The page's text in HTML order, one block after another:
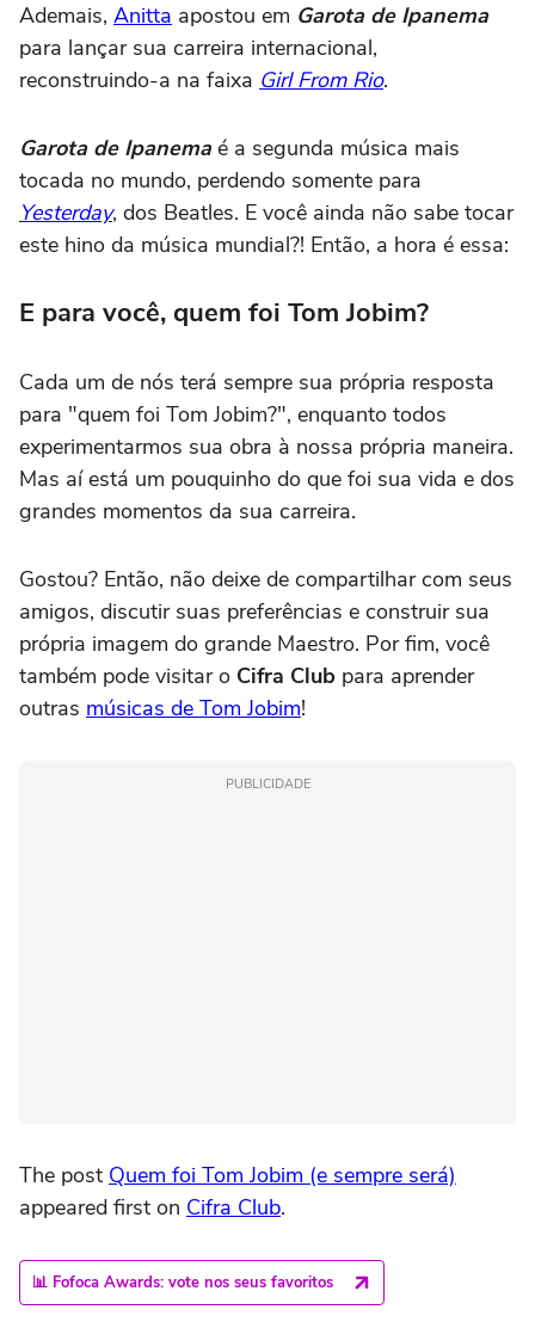
Ademais, Anitta apostou em Garota de Ipanema
para lançar sua carreira internacional,
reconstruindo-a na faixa Girl From Rio.
Garota de Ipanemaé a segunda música mais
tocada no mundo, perdendo somente para
Yesterday, dos Beatles. E você ainda não sabe tocar
este hino da música mundial?! Então, a hora é essa:
E para você, quem foi Tom Jobim?
Cada um de nós terá sempre sua própria resposta
para "quem foi Tom Jobim?", enquanto todos
experimentarmos sua obra à nossa própria maneira.
Mas aí está um pouquinho do que foi sua vida e dos
grandes momentos da sua carreira.
Gostou? Então, não deixe de compartilhar com seus
amigos, discutir suas preferências e construir sua
própria imagem do grande Maestro. Por fim, você
também pode visitar o Cifra Club para aprender
outras músicas de Tom Jobim!
PUBLICIDADE
The post Quem foi Tom Jobim (e sempre será)
appeared first on Cifra Club.
📊 Fofoca Awards: vote nos seus favoritos